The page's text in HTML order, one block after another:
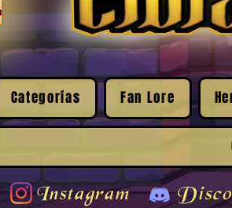
Categorías Fan Lore
Instagram